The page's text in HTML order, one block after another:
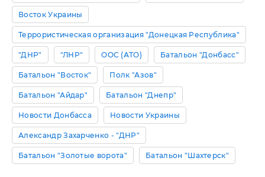
Восток Украины
Террористическая организация "Донецкая Республика"
"ДНР" "ЛНР" ООС (АТО) Батальон "Донбасс"
Батальон "Восток" Полк "Азов"
Батальон "Айдар" Батальон "Днепр"
Новости Донбасса Новости Украины
Александр Захарченко - "ДНР"
Батальон "Золотые ворота" Батальон "Шахтерск"